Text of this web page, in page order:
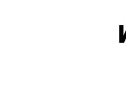
УКРАЇНСЬКА ПРОБЛЕМА КРИМУ